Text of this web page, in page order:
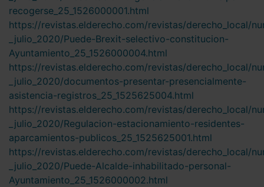
recogerse_25_1526000001.html
https://revistas.elderecho.com/revistas/derecho_local/
_julio_2020/Puede-Brexit-selectivo-constitucion-
Ayuntamiento_25_1526000004.html
https://revistas.elderecho.com/revistas/derecho_local/
_julio_2020/documentos-presentar-presencialmente-
asistencia-registros_25_1525625004.html
https://revistas.elderecho.com/revistas/derecho_local/
_julio_2020/Regulacion-estacionamiento-residentes-
aparcamientos-publicos_25_1525625001.html
https://revistas.elderecho.com/revistas/derecho_local/
_julio_2020/Puede-Alcalde-inhabilitado-personal-
Ayuntamiento_25_1526000002.html